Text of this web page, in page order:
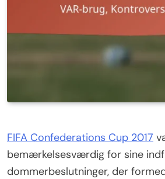
FIFA Confederations Cup 2017
bemærkelsesværdig for sine
dommerbeslutninger, der